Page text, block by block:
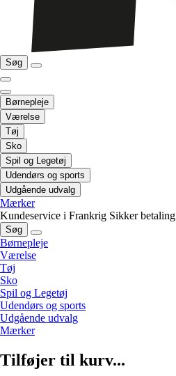
Søg
Børnepleje
Værelse
Tøj
Sko
Spil og Legetøj
Udendørs og sports
Udgående udvalg
Mærker
Kundeservice i Frankrig Sikker betaling
Søg
Børnepleje
Værelse
Tøj
Sko
Spil og Legetøj
Udendørs og sports
Udgående udvalg
Mærker
Tilføjer til kurv...